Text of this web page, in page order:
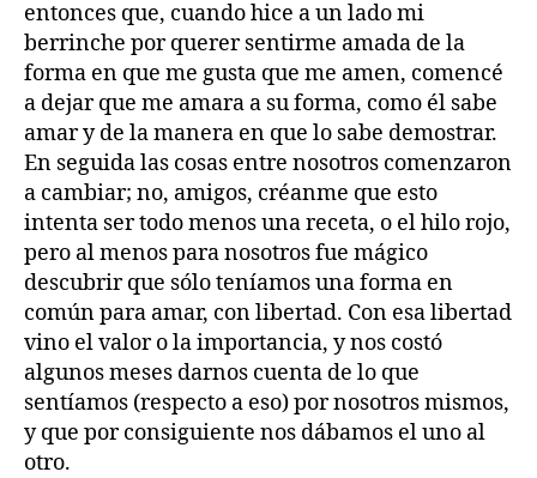
entonces que, cuando hice a un lado mi
berrinche por querer sentirme amada de la
forma en que me gusta que me amen, comencé
a dejar que me amara a su forma, como él sabe
amar y de la manera en que lo sabe demostrar.
En seguida las cosas entre nosotros comenzaron
a cambiar; no, amigos, créanme que esto
intenta ser todo menos una receta, o el hilo rojo,
pero al menos para nosotros fue mágico
descubrir que sólo teníamos una forma en
común para amar, con libertad. Con esa libertad
vino el valor o la importancia, y nos costó
algunos meses darnos cuenta de lo que
sentíamos (respecto a eso) por nosotros mismos,
y que por consiguiente nos dábamos el uno al
otro.